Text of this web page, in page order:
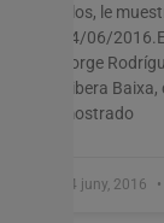
Clos, le
24/06/
Jorge
Ribera
mostrado
24 juny, 2016